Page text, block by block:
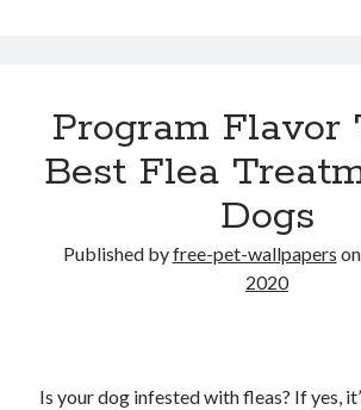
Program Flavor
Best Flea
Dogs
Published byfree-pet-wallpapers on
2020
Is your dog infested with fleas? If yes,